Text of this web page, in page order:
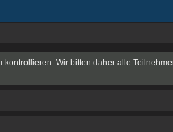
Wir bitten daher alle